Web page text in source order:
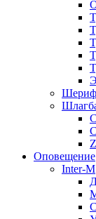
Оповещение
Inter-M